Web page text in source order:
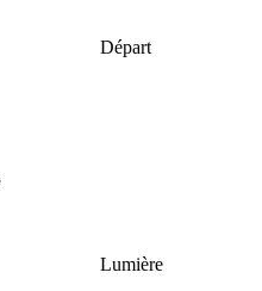
Départ
Lumière